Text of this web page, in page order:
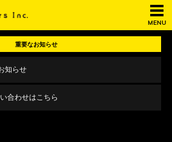
MENU
重要なお知らせ
知らせ
合わせはこちら